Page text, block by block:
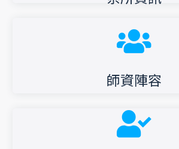
師資陣容
本系有10位專任老師
前往